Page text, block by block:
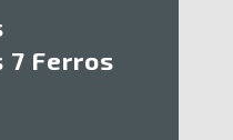
7 Ferros